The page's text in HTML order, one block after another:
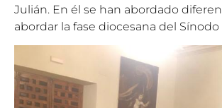
Julián. En él se han abordado
abordar la fase diocesana del Sínodo